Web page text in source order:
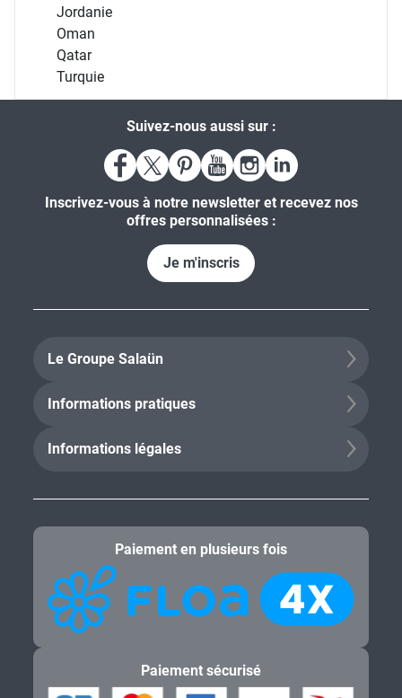
Jordanie
Oman
Qatar
Turquie
Suivez-nous aussi sur :
Inscrivez-vous à notre newsletter et recevez nos
offres personnalisées :
Je m'inscris
Le Groupe Salaün
Informations pratiques
Informations légales
Paiement en plusieurs fois
Paiement sécurisé